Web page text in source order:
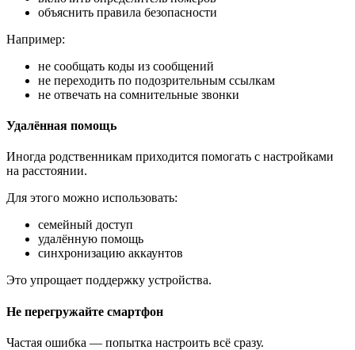
объяснить правила безопасности
Например:
не сообщать коды из сообщений
не переходить по подозрительным ссылкам
не отвечать на сомнительные звонки
Удалённая помощь
Иногда родственникам приходится помогать с настройками
на расстоянии.
Для этого можно использовать:
семейный доступ
удалённую помощь
синхронизацию аккаунтов
Это упрощает поддержку устройства.
Не перегружайте смартфон
Частая ошибка — попытка настроить всё сразу.